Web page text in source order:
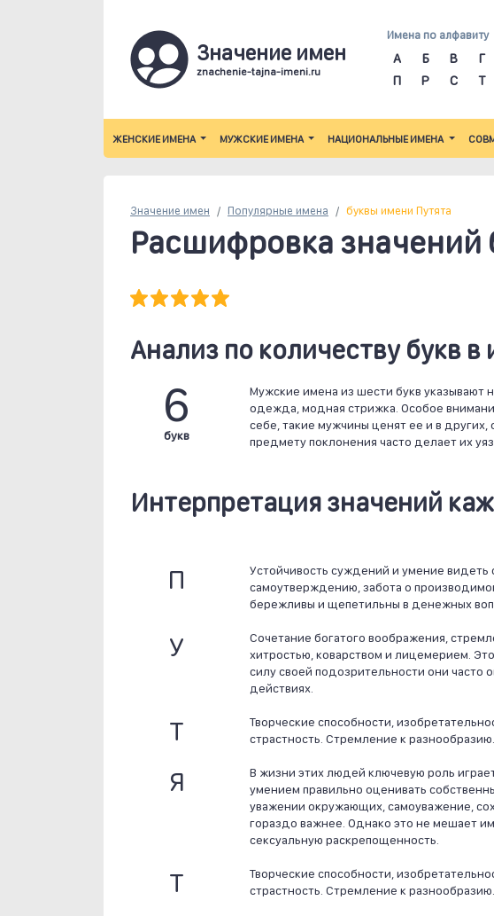
Значение имен
znachenie-tajna-imeni.ru
Имена по алфавиту
А Б В Г
П
Р С Т
ЖЕНСКИЕ ИМЕНА МУЖСКИЕ ИМЕНА НАЦИОНАЛЬНЫЕ ИМЕНА
Значение имен Популярные имена буквы имени Путята
Расшифровка значений
Анализ по количеству букв в
6
букв
Мужские имена из шести букв указывают
одежда, модная стрижка. Особое
себе, такие мужчины ценят ее и в
предмету поклонения часто делает их
Интерпретация значений
П
Устойчивость суждений и умение
самоутверждению, забота о
бережливы и щепетильны в денежных
У
Сочетание богатого воображения,
хитростью, коварством и лицемерием.
силу своей подозрительности они часто
действиях.
Т
Творческие способности,
страстность. Стремление к
Я
В жизни этих людей ключевую роль
умением правильно оценивать
уважении окружающих, самоуважение,
гораздо важнее. Однако это не мешает
сексуальную раскрепощенность.
Т
Творческие способности,
страстность. Стремление к